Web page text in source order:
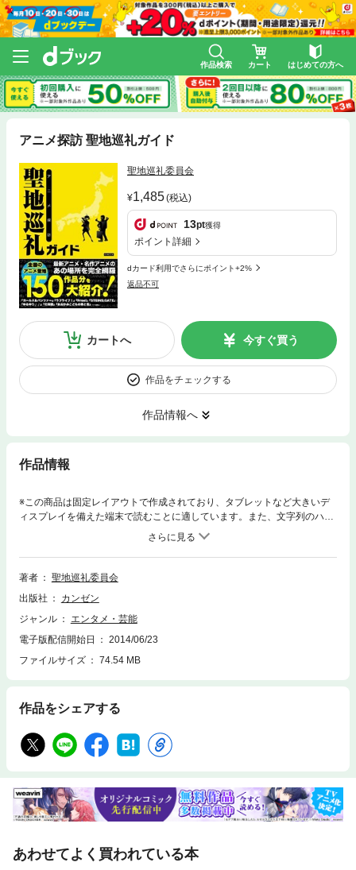
作品検索 カート はじめての方へ
アニメ探訪 聖地巡礼ガイド
聖地巡礼委員会
1,485(税込)
13pt獲得
ポイント詳細
dカード利用でさらにポイント+2%
返品不可
カートへ 今すぐ買う
作品をチェックする
作品情報へ
作品情報
※この商品は固定レイアウトで作成されており、タブレットなど大きいデ
ィスプレイを備えた端末で読むことに適しています。また、文字列のハイ
ライトや検索、辞書の参照、引用などの機能が使用できません。 アニメフ
ァンの間では物語の舞台やそのモデルとなった土地のことを 『聖地』と呼
び、そこに来訪することを『聖地巡礼』と呼びます。 本書は最新アニメ、
過去の名作アニメを含めた 150作品を取り上げ、日本全国の数ある聖地を
詳しく解説しました。 また、中二病の人たちが好きそうな 土地や地域
『中二的聖地』も厳選して地域ごとに掲載。 『聖地』を愛する人たちに向
東北エリア 『Kanon』『最終兵器彼女』『君に届け』 『ラブひな』『か
んなぎ』『レベルE』…etc ●東京エリア 『ラブライブ!』『シュタインズ・
…etc ●関東エリア 『ガールズ&パンツァー』『つり球』『ゆるゆり♪♪』
『俺の妹がこんなに可愛いわけがない』 『おおきく振りかぶって』『らき
☆すた』『日常』 『あの日見た花の名前を僕達はまだ知らない。』 『ペ
ルソナ4』『魔法少女まどか☆マギカ』『未来日記』 『新世紀エヴァンゲ
リオン』…etc ●中部エリア 『電波女と青春男』『僕は友達が少ない』
—』『サマーウォーズ』…etc ●近畿エリア 『有頂天家族』『たまこまー
けっと』『薄桜鬼』『けいおん!』 『Fate/stay night』『涼宮ハルヒの憂
鬱』…etc ●中国・四国・九州エリア 『琴浦さん』『Free!』『たまゆら』
る』 『ゆゆ式』『風立ちぬ』『夏目友人帳』『はいたい七葉』 『あそび
にいくヨ!』『ストラトス・フォー』…etc ●中二的聖地 摩周湖、恐山、松
著者
聖地巡礼委員会
出版社
カンゼン
ジャンル
エンタメ・芸能
電子版配信開始日
2014/06/23
ファイルサイズ
74.54 MB
作品をシェアする
あわせてよく買われている本